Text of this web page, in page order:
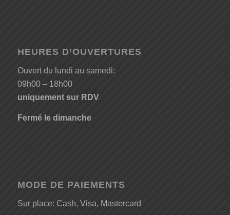
HEURES D’OUVERTURES
Ouvert du lundi au samedi:
09h00 – 18h00
uniquement sur RDV
Fermé le dimanche
MODE DE PAIEMENTS
Sur place: Cash, Visa, Mastercard